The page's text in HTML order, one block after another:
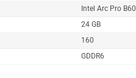
Intel Arc Pro B60
24 GB
160
GDDR6